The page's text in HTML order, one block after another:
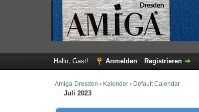
Hallo, Gast!
Anmelden Registrieren
Amiga-Dresden › Kalender › Default Calendar
Juli 2023